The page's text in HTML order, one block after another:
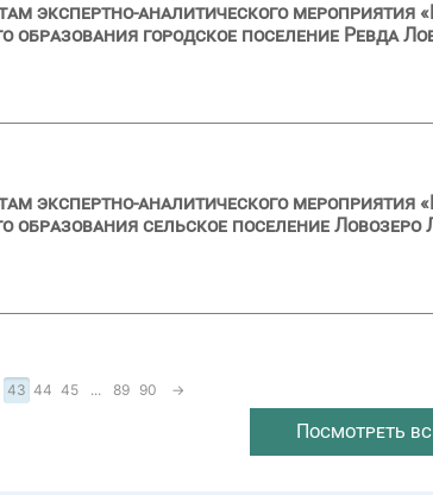
экспертно-аналитического мероприятия
городское поселение Ревда
экспертно-аналитического мероприятия
сельское поселение Ловозеро
43 44 45 ... 89 90 →
Посмотреть